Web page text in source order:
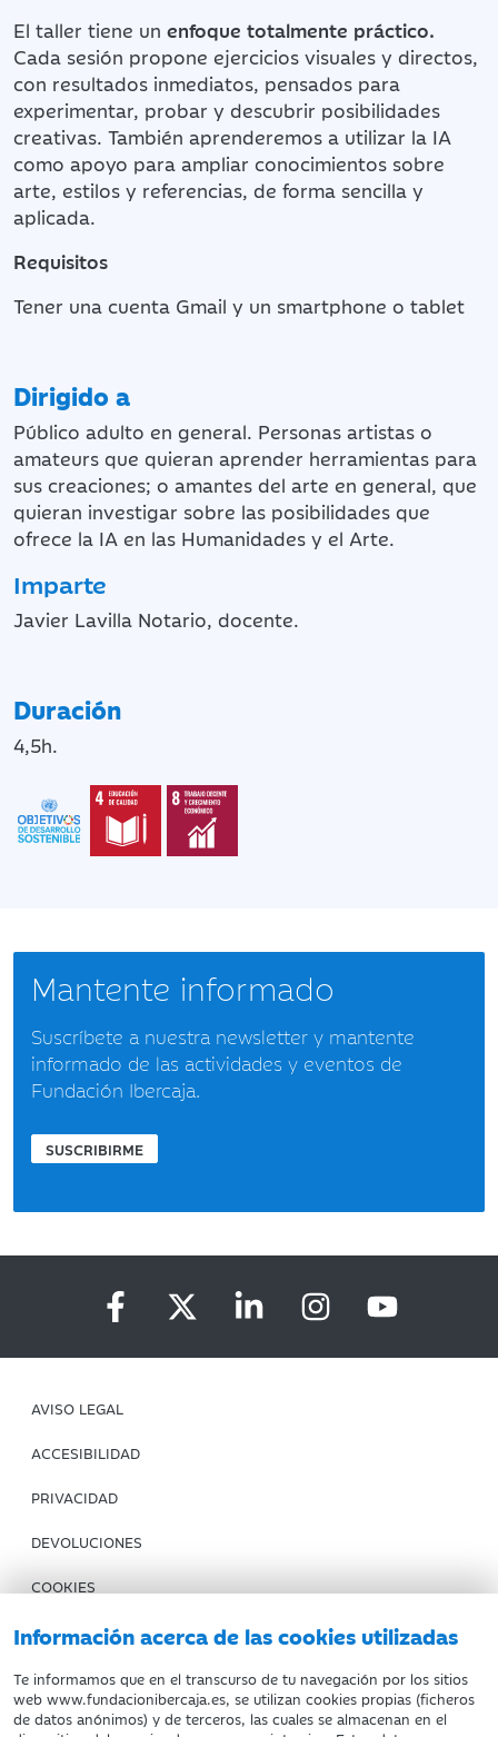
Información acerca de las cookies utilizadas
Te informamos que en el transcurso de tu navegación por los sitios
web www.fundacionibercaja.es, se utilizan cookies propias (ficheros
de datos anónimos) y de terceros, las cuales se almacenan en el
El taller tiene un enfoque totalmente práctico.
Cada sesión propone ejercicios visuales y directos,
con resultados inmediatos, pensados para
experimentar, probar y descubrir posibilidades
creativas. También aprenderemos a utilizar la IA
como apoyo para ampliar conocimientos sobre
arte, estilos y referencias, de forma sencilla y
aplicada.
Requisitos
Tener una cuenta Gmail y un smartphone o tablet
Dirigido a
Público adulto en general. Personas artistas o
amateurs que quieran aprender herramientas para
sus creaciones; o amantes del arte en general, que
quieran investigar sobre las posibilidades que
ofrece la IA en las Humanidades y el Arte.
Imparte
Javier Lavilla Notario, docente.
Duración
4,5h.
Mantente informado
Suscríbete a nuestra newsletter y mantente
informado de las actividades y eventos de
Fundación Ibercaja.
SUSCRIBIRME
AVISO LEGAL
ACCESIBILIDAD
PRIVACIDAD
DEVOLUCIONES
COOKIES
CONDICIONES DE COMPRA
IBERCAJA BANCO